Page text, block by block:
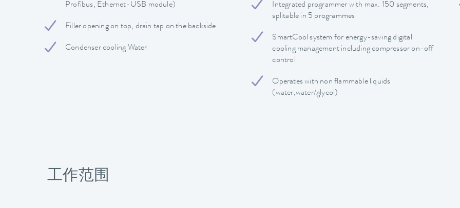
Profibus, Ethernet-USB module)
Filler opening on top, drain tap on the backside
Condenser cooling Water
Integrated programmer with max. 150 segments,
splitable in 5 programmes
SmartCool system for energy-saving digital
cooling management including compressor on-off
control
Operates with non flammable liquids
(water,water/glycol)
工作范围